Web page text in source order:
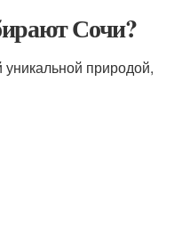
Сочи?
уникальной природой,